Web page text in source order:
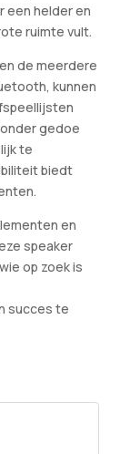
een helder en
ruimte vult.
de meerdere
kunnen
gedoe
te
biedt
en
speaker
op zoek is
succes te